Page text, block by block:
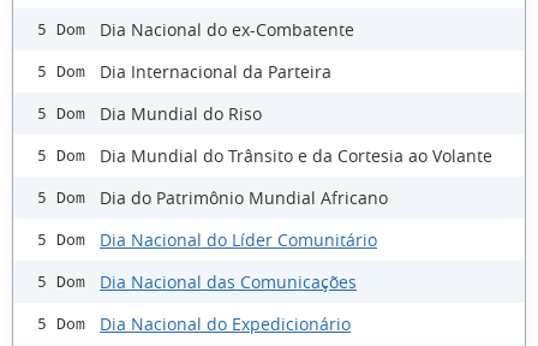
5 Dom Dia Nacional do ex-Combatente
5 Dom Dia Internacional da Parteira
5 Dom Dia Mundial do Riso
5 Dom Dia Mundial do Trânsito e da Cortesia ao Volante
5 Dom Dia do Patrimônio Mundial Africano
5 Dom Dia Nacional do Líder Comunitário
5 Dom Dia Nacional das Comunicações
5 Dom Dia Nacional do Expedicionário